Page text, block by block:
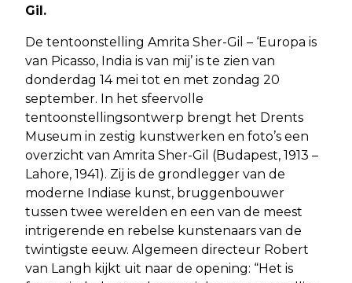
Gil.
De tentoonstelling Amrita Sher-Gil – ‘Europa is
van Picasso, India is van mij’ is te zien van
donderdag 14 mei tot en met zondag 20
september. In het sfeervolle
tentoonstellingsontwerp brengt het Drents
Museum in zestig kunstwerken en foto’s een
overzicht van Amrita Sher-Gil (Budapest, 1913 –
Lahore, 1941). Zij is de grondlegger van de
moderne Indiase kunst, bruggenbouwer
tussen twee werelden en een van de meest
intrigerende en rebelse kunstenaars van de
twintigste eeuw. Algemeen directeur Robert
van Langh kijkt uit naar de opening: “Het is